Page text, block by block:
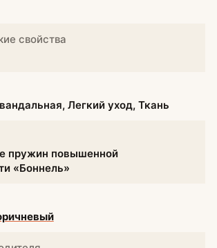
свойства
Легкий уход, Ткань
пружин повышенной
«Боннель»